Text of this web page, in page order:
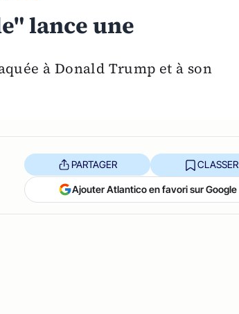
lance une
à Donald Trump et à son
PARTAGER CLASSER
Ajouter Atlantico en favori sur Google